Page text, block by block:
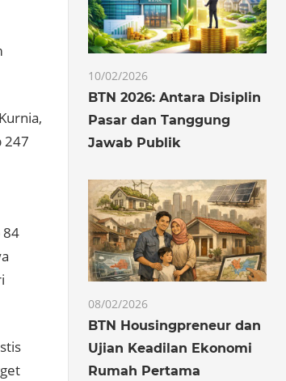
247
84
10/02/2026
BTN 2026: Antara Disiplin
Pasar dan Tanggung
Jawab Publik
08/02/2026
BTN Housingpreneur dan
Ujian Keadilan Ekonomi
Rumah Pertama